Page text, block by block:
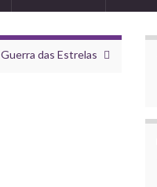
Guerra das Estrelas